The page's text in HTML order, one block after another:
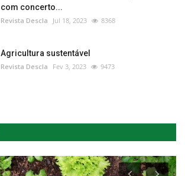
com concerto...
Revista Descla Jul 18, 2023 8368
Agricultura sustentável
Revista Descla Fev 3, 2023 9473